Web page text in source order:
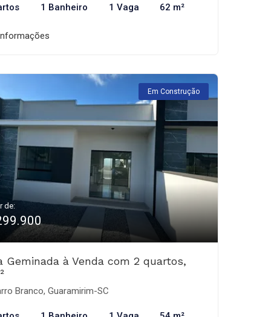
1 Banheiro 1 Vaga 62 m²
Em Construção
de:
Geminada à Venda com 2 quartos,
Branco, Guaramirim-SC